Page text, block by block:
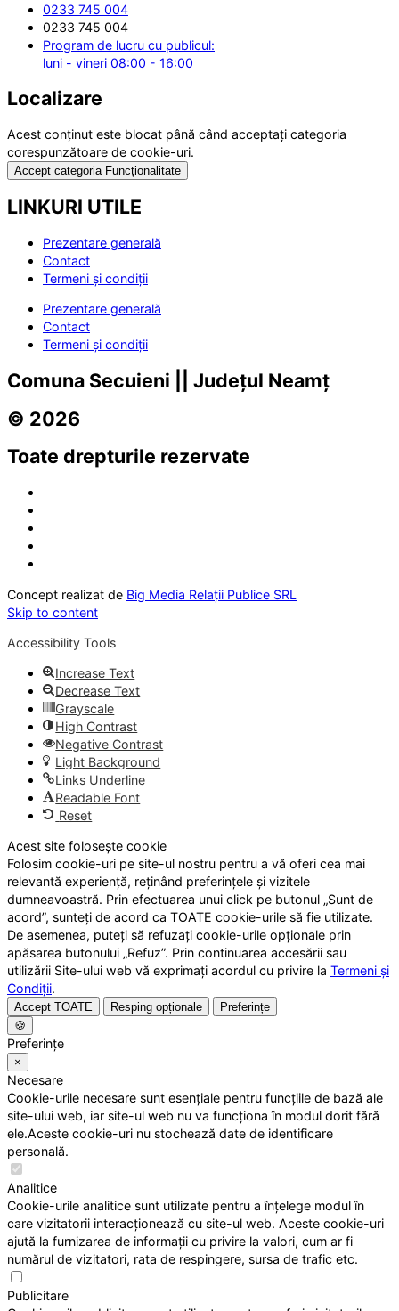
0233 745 004
0233 745 004
Program de lucru cu publicul:
luni - vineri 08:00 - 16:00
Localizare
Acest conținut este blocat până când acceptați categoria
corespunzătoare de cookie-uri.
Accept categoria Funcționalitate
LINKURI UTILE
Prezentare generală
Contact
Termeni și condiții
Prezentare generală
Contact
Termeni și condiții
Comuna Secuieni || Județul Neamț
© 2026
Toate drepturile rezervate
Concept realizat de Big Media Relații Publice SRL
Skip to content
Accessibility Tools
Increase Text
Decrease Text
Grayscale
High Contrast
Negative Contrast
Light Background
Links Underline
Readable Font
Reset
Acest site folosește cookie
Folosim cookie-uri pe site-ul nostru pentru a vă oferi cea mai
relevantă experiență, reținând preferințele și vizitele
dumneavoastră. Prin efectuarea unui click pe butonul „Sunt de
acord”, sunteți de acord ca TOATE cookie-urile să fie utilizate.
De asemenea, puteți să refuzați cookie-urile opționale prin
apăsarea butonului „Refuz”. Prin continuarea accesării sau
utilizării Site-ului web vă exprimați acordul cu privire la Termeni și
Condiții.
Accept TOATE Resping opționale
Preferințe
🍪
Preferințe
×
Necesare
Cookie-urile necesare sunt esențiale pentru funcțiile de bază ale
site-ului web, iar site-ul web nu va funcționa în modul dorit fără
ele.Aceste cookie-uri nu stochează date de identificare
personală.
Analitice
Cookie-urile analitice sunt utilizate pentru a înțelege modul în
care vizitatorii interacționează cu site-ul web. Aceste cookie-uri
ajută la furnizarea de informații cu privire la valori, cum ar fi
numărul de vizitatori, rata de respingere, sursa de trafic etc.
Publicitare